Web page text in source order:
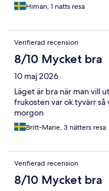
Himan, 1 natts resa
Verifierad recension
8/10 Mycket bra
10 maj 2026
Läget är bra när man vill
frukosten var ok tyvärr
morgon
Britt-Marie, 3 nätters resa
Verifierad recension
8/10 Mycket bra